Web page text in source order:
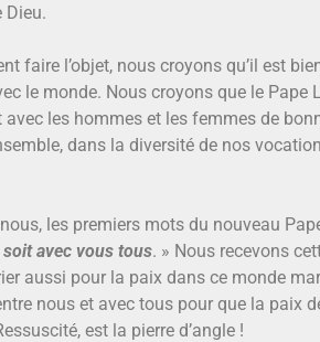
Dieu.
faire l’objet, nous croyons qu’il est
le monde. Nous croyons que le Pape
les hommes et les femmes de
dans la diversité de nos
les premiers mots du nouveau
avec vous tous. » Nous recevons
aussi pour la paix dans ce monde
nous et avec tous pour que la paix
est la pierre d’angle !